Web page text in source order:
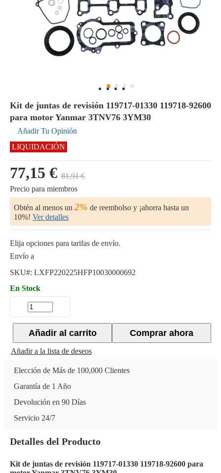
Kit de juntas de revisión 119717-01330 119718-92600
para motor Yanmar 3TNV76 3YM30
Añadir Tu Opinión
LIQUIDACIÓN
77,15 € 81,91 €
Precio para miembros
Obtén al menos un 2% de reembolso y ¡ahorra hasta un
10%! Ver detalles
Elija opciones para tarifas de envío.
Envío a
SKU#: LXFP220225HFP10030000692
En Stock
Comprar ahora
Añadir al carrito
Añadir a la lista de deseos
Elección de Más de 100,000 Clientes
Garantía de 1 Año
Devolución en 90 Días
Servicio 24/7
Detalles del Producto
Kit de juntas de revisión 119717-01330 119718-92600 para